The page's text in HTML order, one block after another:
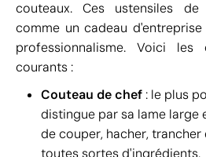
couteaux. Ces ustensiles
comme un cadeau
professionnalisme. Voici
courants :
Couteau de chef : le plus
distingue par sa lame large
de couper, hacher,
toutes sortes d'ingrédients.